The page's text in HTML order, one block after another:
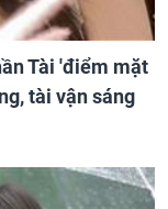
Tài 'điểm mặt
tài vận sáng